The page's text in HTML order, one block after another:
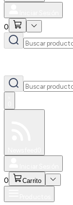
0
0 Carrito